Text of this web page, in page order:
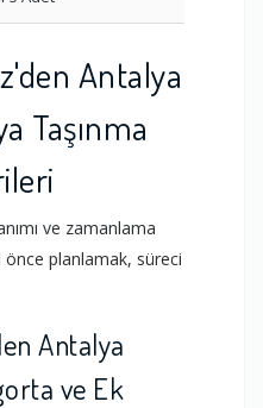
Antalya
Taşınma
ve zamanlama
önce planlamak, süreci
Antalya
ve Ek